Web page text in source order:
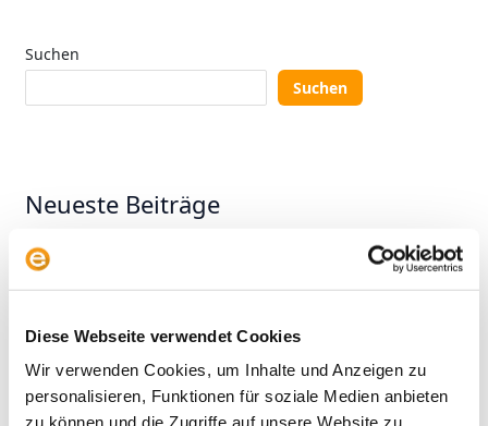
Diese Webseite verwendet Cookies
Wir verwenden Cookies, um Inhalte und Anzeigen zu
personalisieren, Funktionen für soziale Medien anbieten
zu können und die Zugriffe auf unsere Website zu
Suchen
Suchen
Neueste Beiträge
KI-Aktien: Wie umgehen mit der Herausforderung aus
Altersvorsorgedepot
KI im aktiven Fondsmanagement: Zwischen Anspruch
und Wirklichkeit